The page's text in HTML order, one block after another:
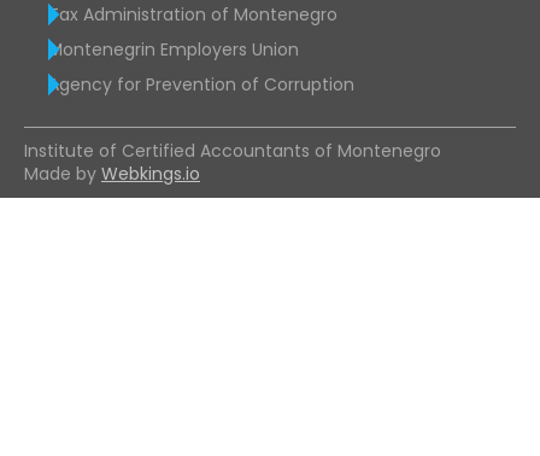
Tax Administration of Montenegro
Montenegrin Employers Union
Agency for Prevention of Corruption
Institute of Certified Accountants of Montenegro
Made by Webkings.io